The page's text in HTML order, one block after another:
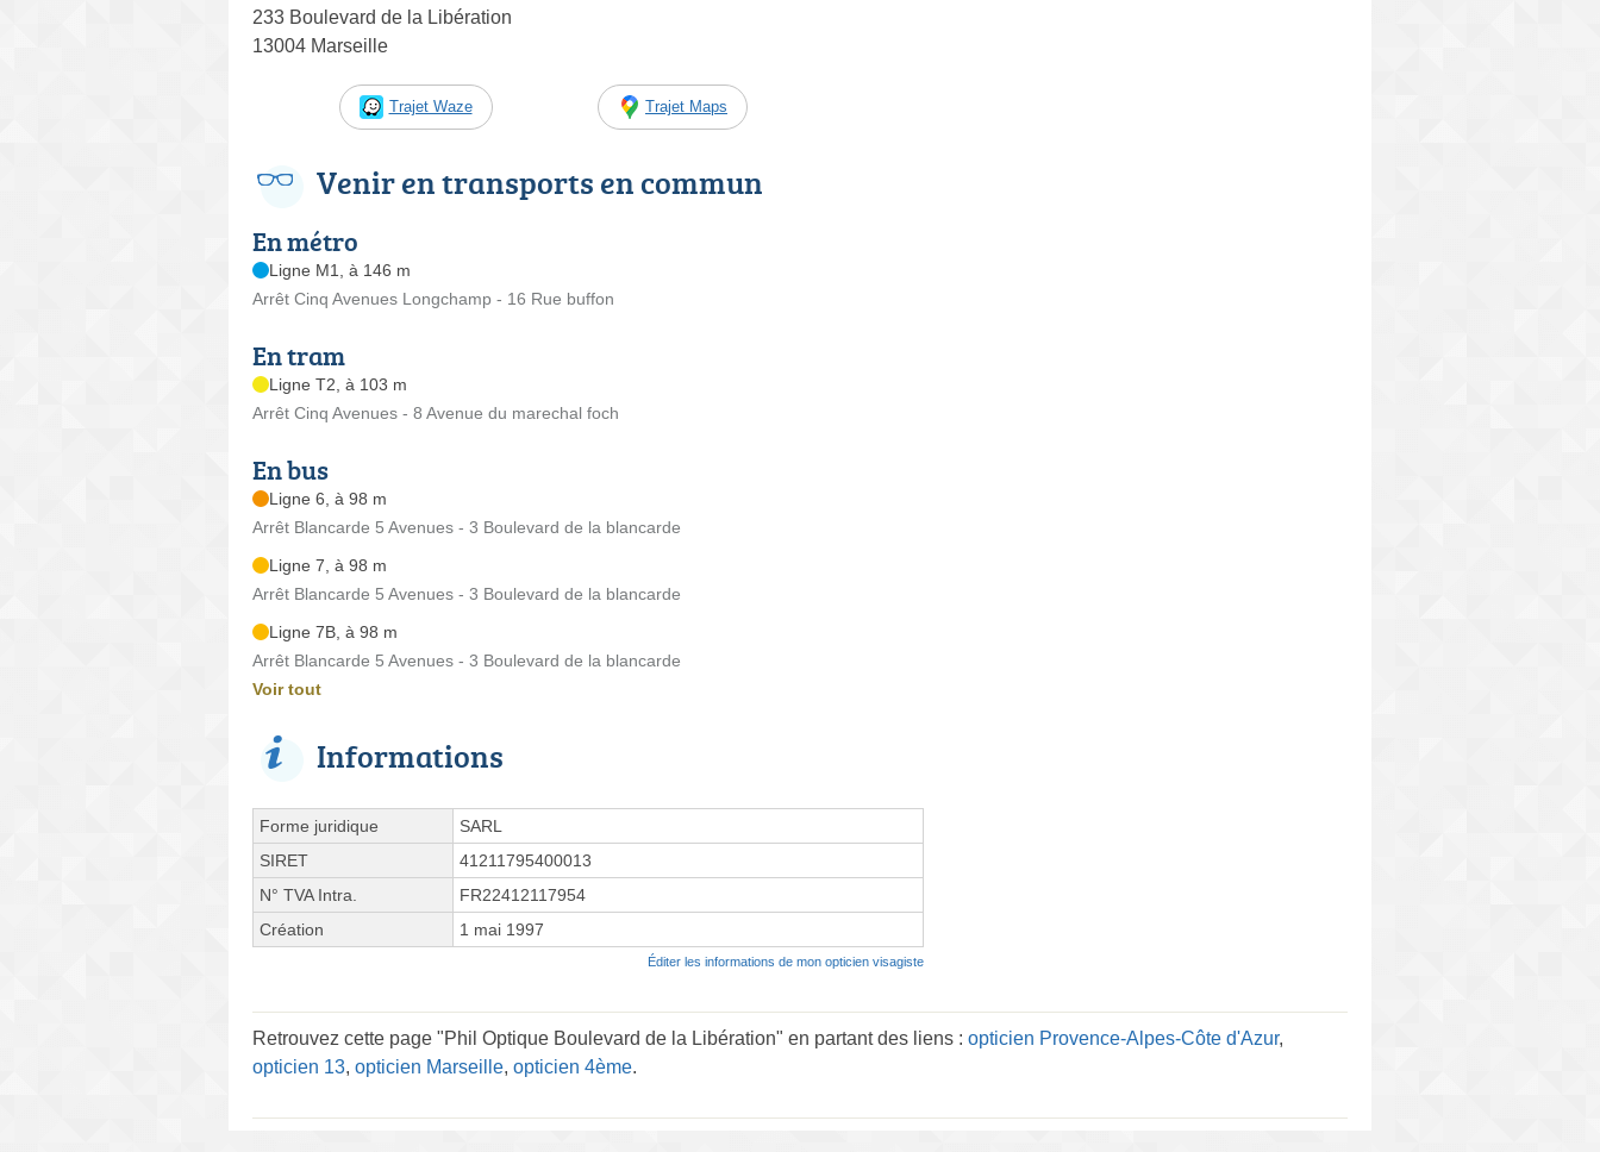
233 Boulevard de la Libération
13004 Marseille
Trajet Waze Trajet Maps
Venir en transports en commun
En métro
Ligne M1, à 146 m
Arrêt Cinq Avenues Longchamp - 16 Rue buffon
En tram
Ligne T2, à 103 m
Arrêt Cinq Avenues - 8 Avenue du marechal foch
En bus
Ligne 6, à 98 m
Arrêt Blancarde 5 Avenues - 3 Boulevard de la blancarde
Ligne 7, à 98 m
Arrêt Blancarde 5 Avenues - 3 Boulevard de la blancarde
Ligne 7B, à 98 m
Arrêt Blancarde 5 Avenues - 3 Boulevard de la blancarde
Voir tout
Informations
Forme juridique
SARL
SIRET
41211795400013
N° TVA Intra.
FR22412117954
Création
1 mai 1997
Éditer les informations de mon opticien visagiste
Retrouvez cette page "Phil Optique Boulevard de la Libération" en partant des liens : opticien Provence-Alpes-Côte d'Azur,
opticien 13, opticien Marseille, opticien 4ème.